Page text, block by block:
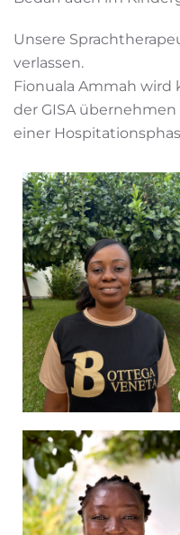
Unsere
verlassen.
Fionuala Ammah wird
der GISA
einer